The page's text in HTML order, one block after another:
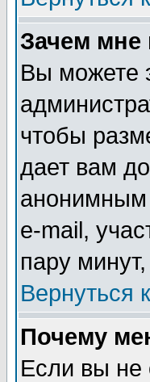
Зачем мне
Вы можете
чтобы
дает вам
анонимным
e-mail,
пару
Вернуться
Почему
Если вы не